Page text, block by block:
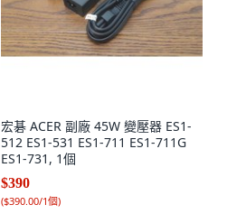
宏碁 ACER 副廠 45W 變壓器 ES1-
512 ES1-531 ES1-711 ES1-711G
ES1-731, 1個
$390
($390.00/1個)